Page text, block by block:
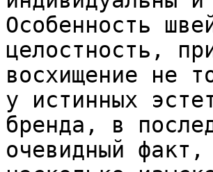
Особенность
целостность,
восхищение не
у истинных
бренда, в
очевидный